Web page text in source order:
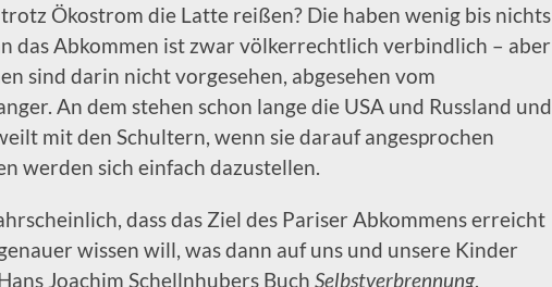
Ökostrom die Latte reißen? Die haben wenig bis nichts
das Abkommen ist zwar völkerrechtlich verbindlich – aber
sind darin nicht vorgesehen, abgesehen vom
An dem stehen schon lange die USA und Russland und
mit den Schultern, wenn sie darauf angesprochen
werden sich einfach dazustellen.
dass das Ziel des Pariser Abkommens erreicht
wissen will, was dann auf uns und unsere Kinder
Joachim Schellnhubers Buch Selbstverbrennung.